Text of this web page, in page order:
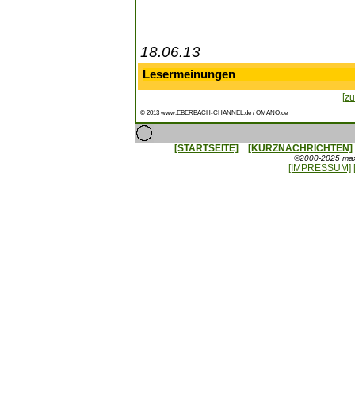
18.06.13
Lesermeinungen
© 2013 www.EBERBACH-CHANNEL.de / OMANO.de
[STARTSEITE] [KURZNACHRICHTEN]
©2000-2025
[IMPRESSUM]